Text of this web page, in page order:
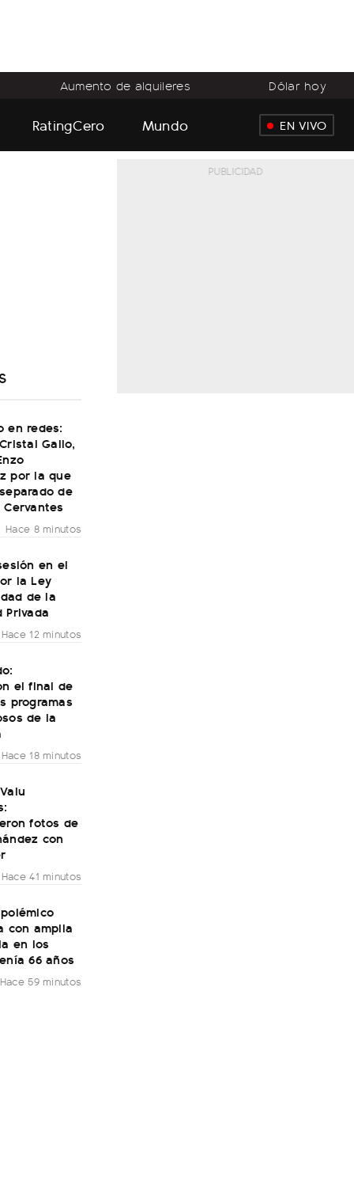
Aumento de alquileres Dólar hoy
RatingCero Mundo EN VIVO
en redes:
Gallo,
por la que
de
Hace 8 minutos
en el
la Ley
de la
Privada
Hace 12 minutos
el final de
programas
de la
Hace 18 minutos
fotos de
con
Hace 41 minutos
con amplia
en los
66 años
Hace 59 minutos